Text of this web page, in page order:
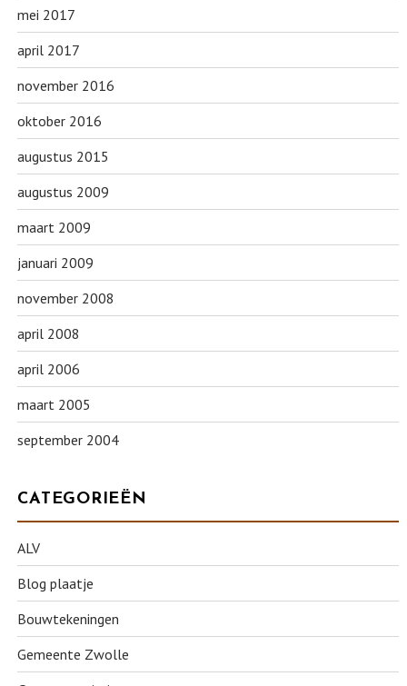
mei 2017
april 2017
november 2016
oktober 2016
augustus 2015
augustus 2009
maart 2009
januari 2009
november 2008
april 2008
april 2006
maart 2005
september 2004
CATEGORIEËN
ALV
Blog plaatje
Bouwtekeningen
Gemeente Zwolle